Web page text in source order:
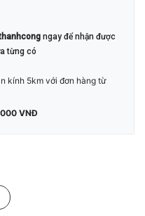
ngay để nhận được
từng có
kính 5km với đơn hàng từ
VNĐ